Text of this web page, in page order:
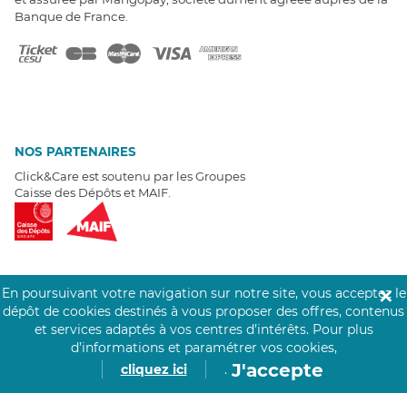
Banque de France.
NOS PARTENAIRES
Click&Care est soutenu par les Groupes
Caisse des Dépôts et MAIF.
EXPERTS À VOTRE ÉCOUTE
Un besoin de recrutement ? Click&Care vous accompagne par
téléphone 7/7.
Être rappelé aujourd'hui
En poursuivant votre navigation sur notre site, vous acceptez le
dépôt de cookies destinés à vous proposer des offres, contenus
et services adaptés à vos centres d’intérêts. Pour plus
d’informations et paramétrer vos cookies,
cliquez ici
. J'accepte
✕